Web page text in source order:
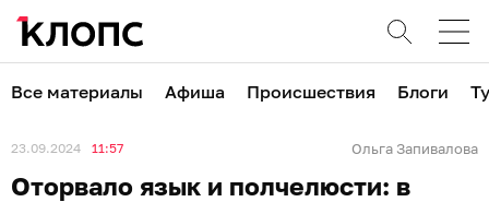
Все материалы Афиша Происшествия Блоги
23.09.2024 11:57 Ольга Запивалова
Оторвало язык и полчелюсти: в